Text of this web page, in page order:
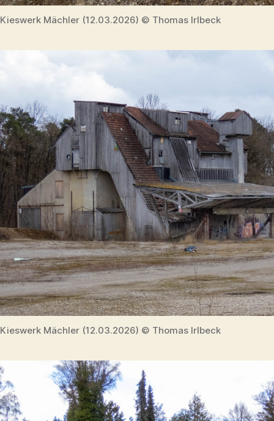
Kieswerk Mächler (12.03.2026) © Thomas Irlbeck
Kieswerk Mächler (12.03.2026) © Thomas Irlbeck